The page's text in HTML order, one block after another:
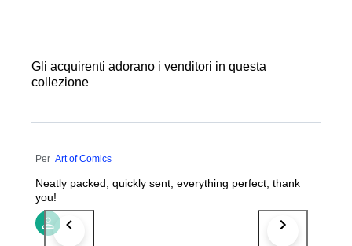
Gli acquirenti adorano i venditori in questa
collezione
Per Art of Comics
Neatly packed, quickly sent, everything perfect, thank
you!